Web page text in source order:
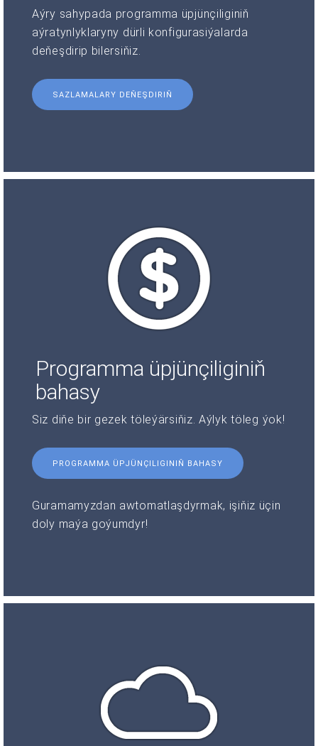
Aýry sahypada programma üpjünçiliginiň
aýratynlyklaryny dürli konfigurasiýalarda
deňeşdirip bilersiňiz.
SAZLAMALARY DEŇEŞDIRIŇ
Programma üpjünçiliginiň
bahasy
Siz diňe bir gezek töleýärsiňiz. Aýlyk töleg ýok!
PROGRAMMA ÜPJÜNÇILIGINIŇ BAHASY
Guramamyzdan awtomatlaşdyrmak, işiňiz üçin
doly maýa goýumdyr!